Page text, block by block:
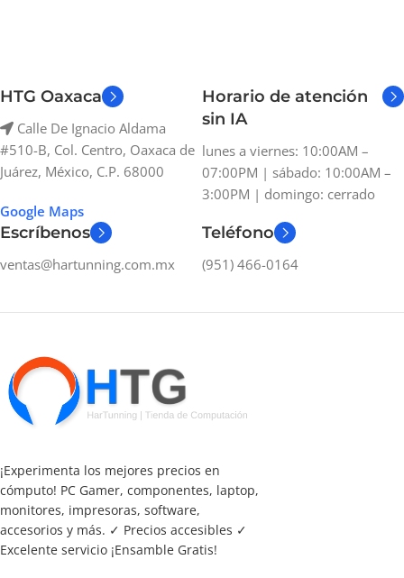
HTG Oaxaca
Calle De Ignacio Aldama
#510-B, Col. Centro, Oaxaca de
Juárez, México, C.P. 68000
Google Maps
Horario de atención
sin IA
lunes a viernes: 10:00AM –
07:00PM | sábado: 10:00AM –
3:00PM | domingo: cerrado
Escríbenos
ventas@hartunning.com.mx
Teléfono
(951) 466-0164
¡Experimenta los mejores precios en
cómputo! PC Gamer, componentes, laptop,
monitores, impresoras, software,
accesorios y más. ✓ Precios accesibles ✓
Excelente servicio ¡Ensamble Gratis!